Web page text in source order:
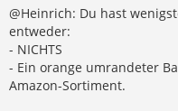
r
a
g
@Heinrich: Du hast
entweder:
- NICHTS
- Ein orange umrandeter
Amazon-Sortiment.